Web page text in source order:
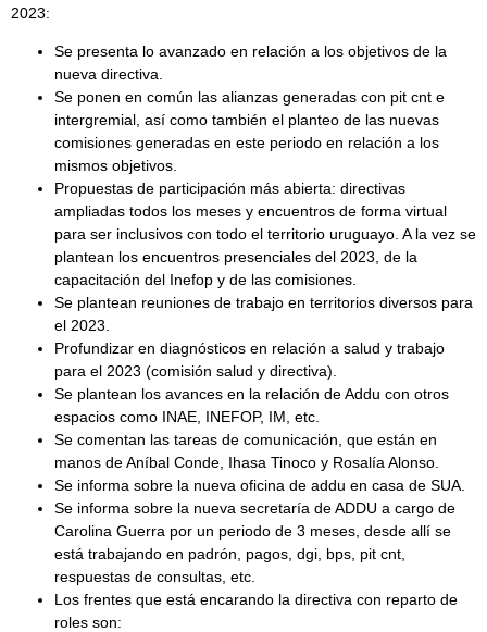
2023:
Se presenta lo avanzado en relación a los objetivos de la
nueva directiva.
Se ponen en común las alianzas generadas con pit cnt e
intergremial, así como también el planteo de las nuevas
comisiones generadas en este periodo en relación a los
mismos objetivos.
Propuestas de participación más abierta: directivas
ampliadas todos los meses y encuentros de forma virtual
para ser inclusivos con todo el territorio uruguayo. A la vez se
plantean los encuentros presenciales del 2023, de la
capacitación del Inefop y de las comisiones.
Se plantean reuniones de trabajo en territorios diversos para
el 2023.
Profundizar en diagnósticos en relación a salud y trabajo
para el 2023 (comisión salud y directiva).
Se plantean los avances en la relación de Addu con otros
espacios como INAE, INEFOP, IM, etc.
Se comentan las tareas de comunicación, que están en
manos de Aníbal Conde, Ihasa Tinoco y Rosalía Alonso.
Se informa sobre la nueva oficina de addu en casa de SUA.
Se informa sobre la nueva secretaría de ADDU a cargo de
Carolina Guerra por un periodo de 3 meses, desde allí se
está trabajando en padrón, pagos, dgi, bps, pit cnt,
respuestas de consultas, etc.
Los frentes que está encarando la directiva con reparto de
roles son: